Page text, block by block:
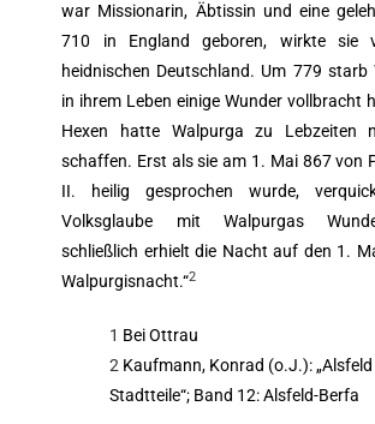
war Missionarin, Äbtissin und eine
710 in England geboren, wirkte sie
heidnischen Deutschland. Um 779 starb
in ihrem Leben einige Wunder vollbracht
Hexen hatte Walpurga zu Lebzeiten
schaffen. Erst als sie am 1. Mai 867 von
II. heilig gesprochen wurde,
Volksglaube mit Walpurgas
schließlich erhielt die Nacht auf den 1.
Walpurgisnacht.“2
1 Bei Ottrau
2 Kaufmann, Konrad (o.J.):
Stadtteile“; Band 12: Alsfeld-Berfa